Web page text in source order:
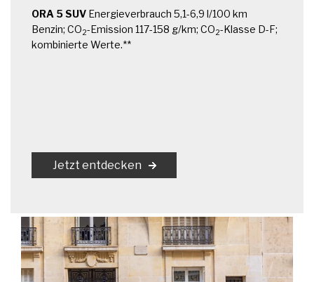
ORA 5 SUV Energieverbrauch 5,1-6,9 l/100 km
Benzin; CO2-Emission 117-158 g/km; CO2-Klasse D-F;
kombinierte Werte.**
Jetzt entdecken